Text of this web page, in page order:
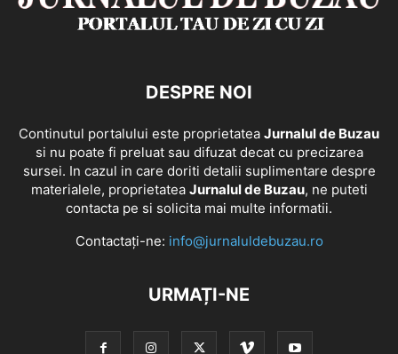
DESPRE NOI
Continutul portalului este proprietatea Jurnalul de Buzau
si nu poate fi preluat sau difuzat decat cu precizarea
sursei. In cazul in care doriti detalii suplimentare despre
materialele, proprietatea Jurnalul de Buzau, ne puteti
contacta pe si solicita mai multe informatii.
Contactați-ne: info@jurnaluldebuzau.ro
URMAȚI-NE